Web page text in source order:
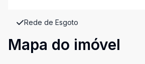
Rede de Esgoto
Mapa do imóvel